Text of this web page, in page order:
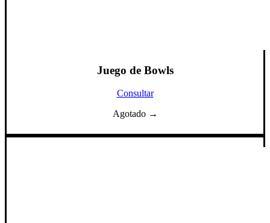
Juego de Bowls
Consultar
Agotado →